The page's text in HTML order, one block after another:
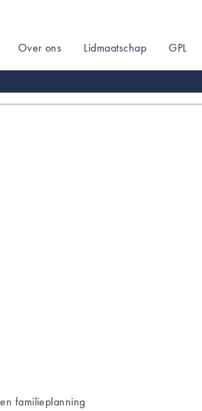
Over ons Lidmaatschap GPL
familieplanning